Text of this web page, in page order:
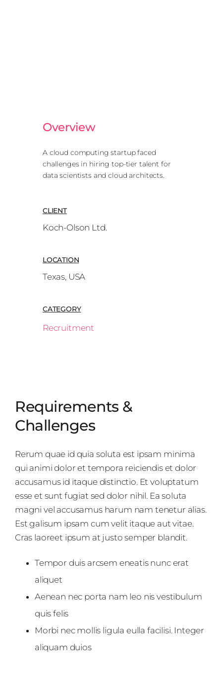
Overview
A cloud computing startup faced
challenges in hiring top-tier talent for
data scientists and cloud architects.
CLIENT
Koch-Olson Ltd.
LOCATION
Texas, USA
CATEGORY
Recruitment
Requirements &
Challenges
Rerum quae id quia soluta est ipsam minima
qui animi dolor et tempora reiciendis et dolor
accusamus id itaque distinctio. Et voluptatum
esse et sunt fugiat sed dolor nihil. Ea soluta
magni vel accusamus harum nam tenetur alias.
Est galisum ipsam cum velit itaque aut vitae.
Cras laoreet ipsum at justo semper blandit.
Tempor duis arcsem eneatis nunc erat
aliquet
Aenean nec porta nam leo nis vestibulum
quis felis
Morbi nec mollis ligula eulla facilisi. Integer
aliquam duios